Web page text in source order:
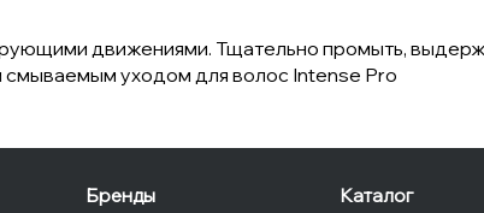
движениями. Тщательно промыть,
смываемым уходом для волос Intense Pro
Бренды Каталог